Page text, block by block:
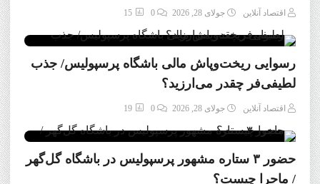
اقتصاد آنلاین جولای 28, 2026 0
15
رسوایی ریخت‌وپاش مالی باشگاه پرسپولیس/ جذب
لطیفی‌فر چقدر می‌ارزید؟
اقتصاد آنلاین جولای 28, 2026 0
19
حضور ۳ ستاره مشهور پرسپولیس در باشگاه گل‌گهر
/ ماجرا چیست؟